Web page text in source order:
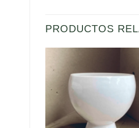
PRODUCTOS